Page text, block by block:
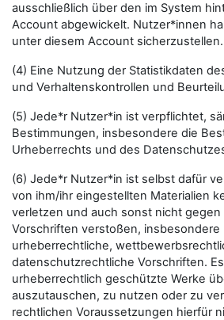
ausschließlich über den im System
Account abgewickelt. Nutzer*innen
unter diesem Account sicherzustellen.
(4) Eine Nutzung der Statistikdaten
und Verhaltenskontrollen und
(5) Jede*r Nutzer*in ist verpflichtet,
Bestimmungen, insbesondere die
Urheberrechts und des
(6) Jede*r Nutzer*in ist selbst dafür
von ihm/ihr eingestellten Materialien
verletzen und auch sonst nicht gegen
Vorschriften verstoßen, insbesondere
urheberrechtliche,
datenschutzrechtliche Vorschriften.
urheberrechtlich geschützte Werke
auszutauschen, zu nutzen oder zu
rechtlichen Voraussetzungen hierfür